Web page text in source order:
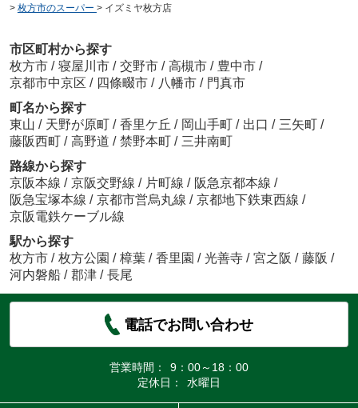
> 枚方市のスーパー > イズミヤ枚方店
市区町村から探す
枚方市 / 寝屋川市 / 交野市 / 高槻市 / 豊中市 /
京都市中京区 / 四條畷市 / 八幡市 / 門真市
町名から探す
東山 / 天野が原町 / 香里ケ丘 / 岡山手町 / 出口 / 三矢町 /
藤阪西町 / 高野道 / 禁野本町 / 三井南町
路線から探す
京阪本線 / 京阪交野線 / 片町線 / 阪急京都本線 /
阪急宝塚本線 / 京都市営烏丸線 / 京都地下鉄東西線 /
京阪電鉄ケーブル線
駅から探す
枚方市 / 枚方公園 / 樟葉 / 香里園 / 光善寺 / 宮之阪 / 藤阪 /
河内磐船 / 郡津 / 長尾
電話でお問い合わせ
営業時間：
9：00～18：00
定休日：
水曜日